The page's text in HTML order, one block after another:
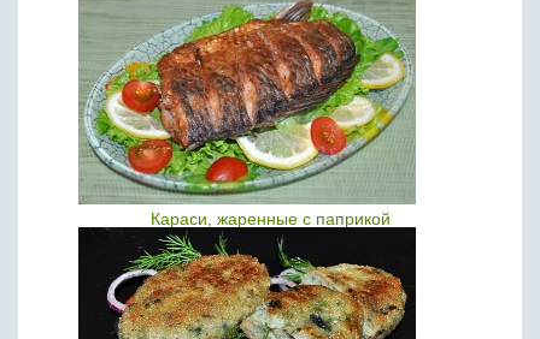
Караси, жаренные с паприкой